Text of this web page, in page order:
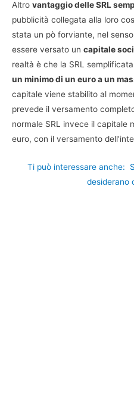
Altro vantaggio delle SRL
pubblicità collegata alla loro
stata un pò forviante, nel
essere versato un capitale
realtà è che la SRL
un minimo di un euro a un
capitale viene stabilito al
prevede il versamento
normale SRL invece il capitale
euro, con il versamento
Ti può interessare anche:
desiderano